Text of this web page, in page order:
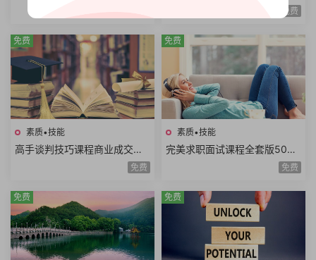
由创作者
础玩转嵌入式Linux工程师开发
入门共22课时
免费
素质•技能
高手谈判技巧课程商业成交谈
判底线谈判态度双赢思维谈判
免费
免费
素质•技能
完美求职面试课程全套版500
强HR完美简历面试技巧电话面
免费
免费
免费 免费